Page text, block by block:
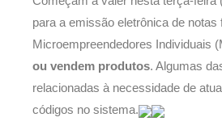
para a emissão eletrônica de notas
Microempreendedores Individuais
ou vendem produtos. Algumas
relacionadas à necessidade de
códigos no sistema.